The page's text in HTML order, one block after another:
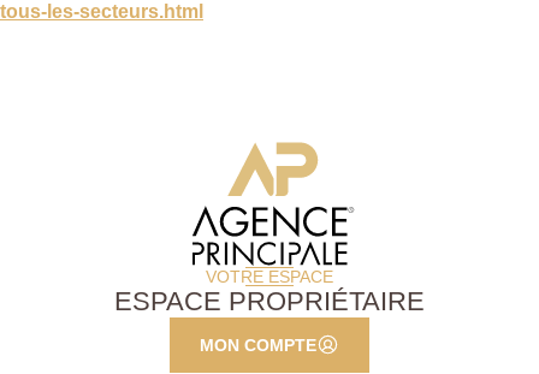
tous-les-secteurs.html
VOTRE ESPACE
ESPACE PROPRIÉTAIRE
MON COMPTE